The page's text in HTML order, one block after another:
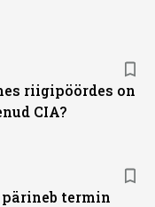
riigipöördes on
CIA?
termin